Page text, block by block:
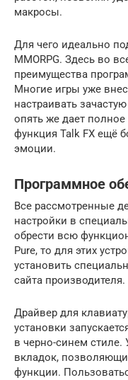
макросы.
Для чего идеально
MMORPG. Здесь во
преимущества
Многие игры уже
настраивать
опять же дает
функция Talk FX ещё
эмоции.
Программное
Все рассмотренные
настройки в
обрести всю
Pure, то для этих
установить
сайта производителя.
Драйвер для
установки
в черно-синем стиле.
вкладок,
функции.